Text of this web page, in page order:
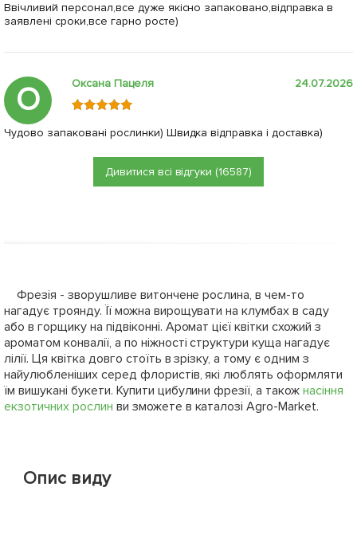
Ввічливий персонал,все дуже якісно запаковано,відправка в
заявлені сроки,все гарно росте)
О Оксана Пацеля 24.07.2026
Чудово запаковані рослинки) Швидка відправка і доставка)
Дивитися всі відгуки (16587)
Фрезія - зворушливе витончене рослина, в чем-то
нагадує троянду. Її можна вирощувати на клумбах в саду
або в горщику на підвіконні. Аромат цієї квітки схожий з
ароматом конвалії, а по ніжності структури куща нагадує
лілії. Ця квітка довго стоїть в зрізку, а тому є одним з
найулюбленіших серед флористів, які люблять оформляти
їм вишукані букети. Купити цибулини фрезії, а такожнасіння
екзотичних рослин ви зможете в каталозі Agro-Market.
Опис виду